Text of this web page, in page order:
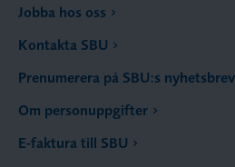
Jobba hos oss
Kontakta SBU
Prenumerera på SBU:s nyhetsbrev
Om personuppgifter
E-faktura till SBU